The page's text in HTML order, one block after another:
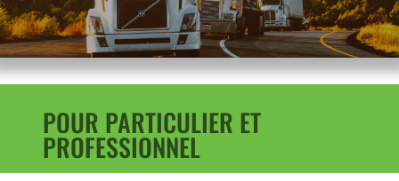
POUR PARTICULIER ET
PROFESSIONNEL